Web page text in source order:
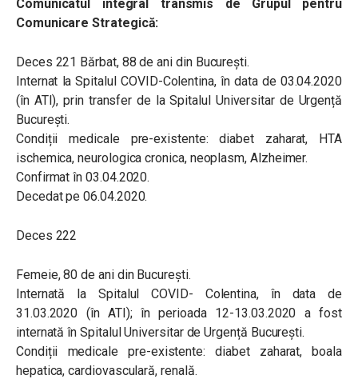
Comunicatul integral transmis de Grupul pentru
Comunicare Strategică:
Deces 221 Bărbat, 88 de ani din București.
Internat la Spitalul COVID-Colentina, în data de 03.04.2020
(în ATI), prin transfer de la Spitalul Universitar de Urgență
București.
Condiții medicale pre-existente: diabet zaharat, HTA
ischemica, neurologica cronica, neoplasm, Alzheimer.
Confirmat în 03.04.2020.
Decedat pe 06.04.2020.
Deces 222
Femeie, 80 de ani din București.
Internată la Spitalul COVID- Colentina, în data de
31.03.2020 (în ATI); în perioada 12-13.03.2020 a fost
internată în Spitalul Universitar de Urgență București.
Condiții medicale pre-existente: diabet zaharat, boala
hepatica, cardiovasculară, renală.